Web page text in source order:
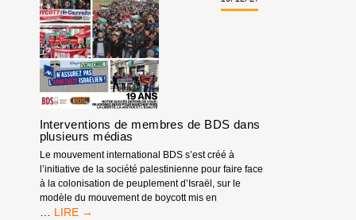
BANQUE
COMPLICE
EN
2025
Interventions de membres de BDS dans
plusieurs médias
Le mouvement international BDS s’est créé à
l’initiative de la société palestinienne pour faire face
à la colonisation de peuplement d’Israël, sur le
modèle du mouvement de boycott mis en
… INTERVENTIONS